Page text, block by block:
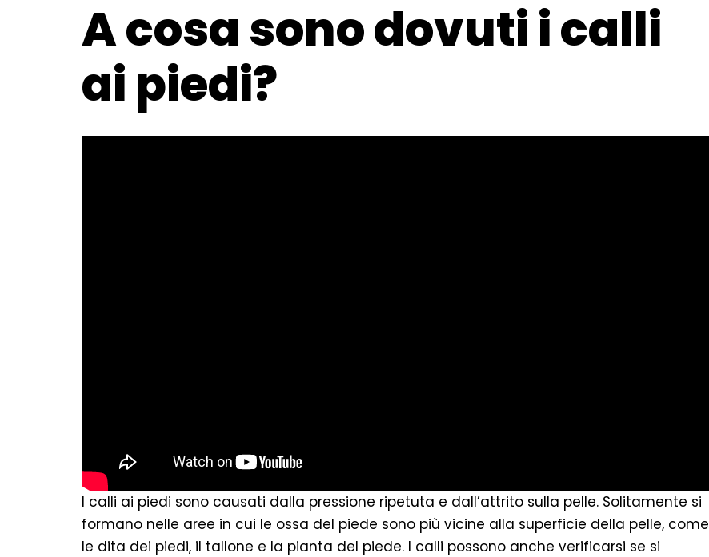
A cosa sono dovuti i calli
ai piedi?
I calli ai piedi sono causati dalla pressione ripetuta e dall’attrito sulla pelle. Solitamente si
formano nelle aree in cui le ossa del piede sono più vicine alla superficie della pelle, come
le dita dei piedi, il tallone e la pianta del piede. I calli possono anche verificarsi se si